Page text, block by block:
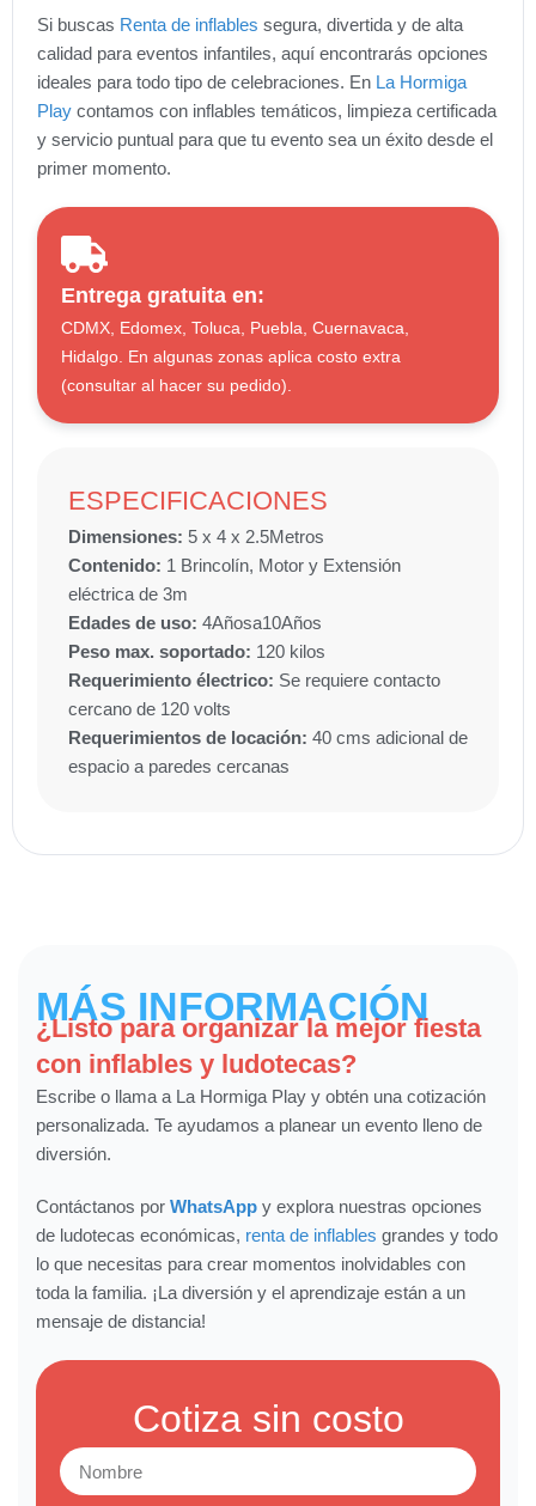
Si buscas Renta de inflables segura, divertida y de alta
calidad para eventos infantiles, aquí encontrarás opciones
ideales para todo tipo de celebraciones. En La Hormiga
Play contamos con inflables temáticos, limpieza certificada
y servicio puntual para que tu evento sea un éxito desde el
primer momento.
Entrega gratuita en:
CDMX, Edomex, Toluca, Puebla, Cuernavaca,
Hidalgo. En algunas zonas aplica costo extra
(consultar al hacer su pedido).
ESPECIFICACIONES
Dimensiones: 5 x 4 x 2.5Metros
Contenido: 1 Brincolín, Motor y Extensión
eléctrica de 3m
Edades de uso: 4Añosa10Años
Peso max. soportado: 120 kilos
Requerimiento électrico: Se requiere contacto
cercano de 120 volts
Requerimientos de locación: 40 cms adicional de
espacio a paredes cercanas
MÁS INFORMACIÓN
¿Listo para organizar la mejor fiesta
con inflables y ludotecas?
Escribe o llama a La Hormiga Play y obtén una cotización
personalizada. Te ayudamos a planear un evento lleno de
diversión.
Contáctanos por WhatsApp y explora nuestras opciones
de ludotecas económicas, renta de inflables grandes y todo
lo que necesitas para crear momentos inolvidables con
toda la familia. ¡La diversión y el aprendizaje están a un
mensaje de distancia!
Cotiza sin costo